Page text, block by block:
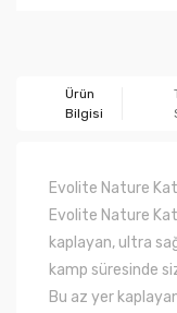
Ürün
Bilgisi
Evolite Nature
Evolite Nature
kaplayan, ultra
kamp süresinde
Bu az yer